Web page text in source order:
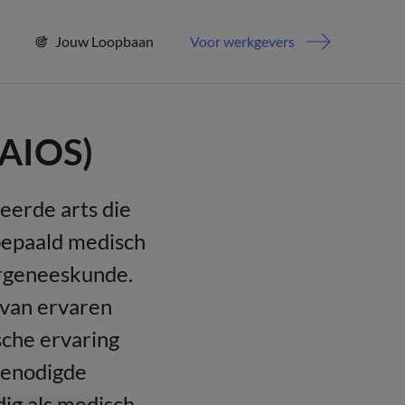
Jouw Loopbaan Voor werkgevers
arts die
medisch
ervaren
ervaring